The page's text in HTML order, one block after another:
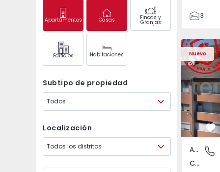
Apartamentos Casas Fincas y
Granjas
Edifícios Habitaciones
Subtipo de propiedad
Todos
Localización
Todos los distritos
3
138
153
2
Nuevo
Apartamento T2
Covilhã
Apartamento
Covilhã e Canhoso, Castelo Branco